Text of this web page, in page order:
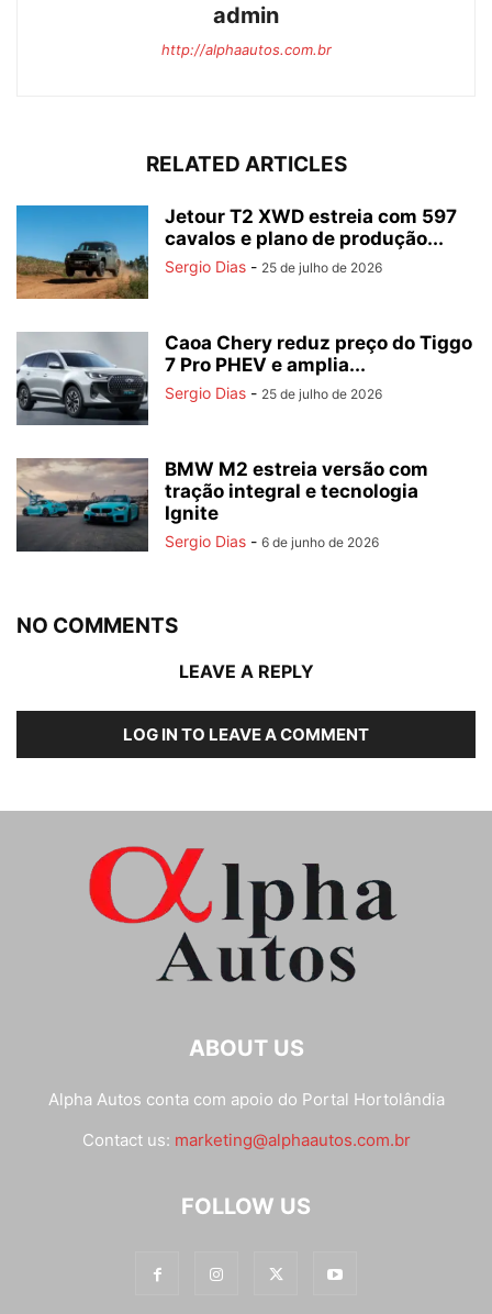
admin
http://alphaautos.com.br
RELATED ARTICLES
Jetour T2 XWD estreia com 597
cavalos e plano de produção...
Sergio Dias - 25 de julho de 2026
Caoa Chery reduz preço do Tiggo
7 Pro PHEV e amplia...
Sergio Dias - 25 de julho de 2026
BMW M2 estreia versão com
tração integral e tecnologia
Ignite
Sergio Dias - 6 de junho de 2026
NO COMMENTS
LEAVE A REPLY
LOG IN TO LEAVE A COMMENT
ABOUT US
Alpha Autos conta com apoio do Portal Hortolândia
Contact us: marketing@alphaautos.com.br
FOLLOW US